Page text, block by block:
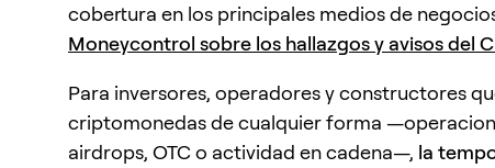
cobertura en los principales medios de
Moneycontrol sobre los hallazgos y avisos del
Para inversores, operadores y constructores
criptomonedas de cualquier forma
airdrops, OTC o actividad en cadena—, la